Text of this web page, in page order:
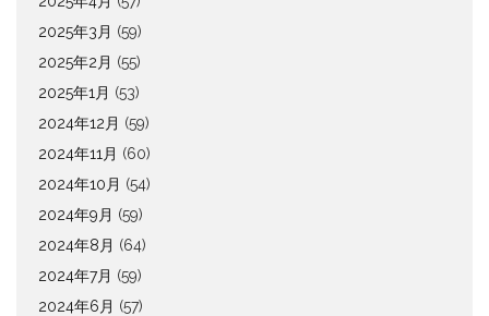
2025年3月 (59)
2025年2月 (55)
2025年1月 (53)
2024年12月 (59)
2024年11月 (60)
2024年10月 (54)
2024年9月 (59)
2024年8月 (64)
2024年7月 (59)
2024年6月 (57)